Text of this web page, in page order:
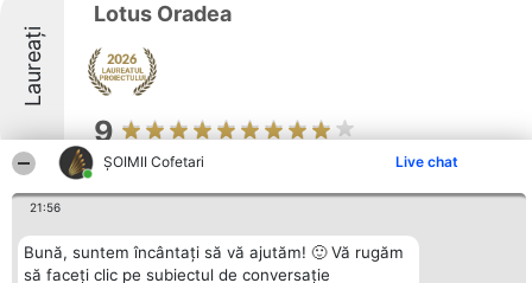
ȘOIMII Cofetari Live chat
21:56
Bună, suntem încântați să vă ajutăm! 🙂 Vă rugăm
să faceți clic pe subiectul de conversație
Laureați
Lotus Oradea
9